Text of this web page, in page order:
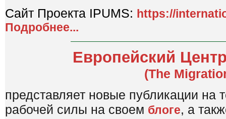
Сайт Проекта IPUMS: https://
Подробнее...
Европейский
(The
представляет новые публикации на
рабочей силы на своем блоге, а